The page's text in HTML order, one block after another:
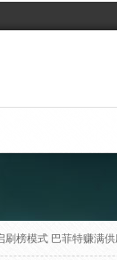
刷榜模式 巴菲特赚满